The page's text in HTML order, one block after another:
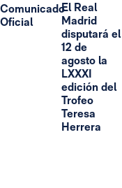
Comunicado
Oficial
El Real
Madrid
disputará el
12 de
agosto la
LXXXI
edición del
Trofeo
Teresa
Herrera